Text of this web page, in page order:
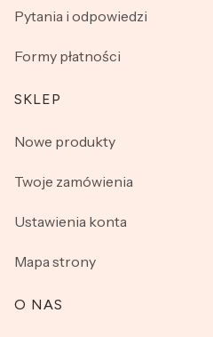
Pytania i odpowiedzi
Formy płatności
SKLEP
Nowe produkty
Twoje zamówienia
Ustawienia konta
Mapa strony
O NAS